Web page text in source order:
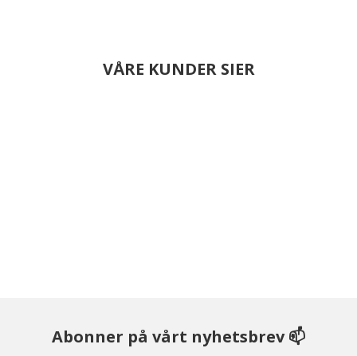
VÅRE KUNDER SIER
Abonner på vårt nyhetsbrev 📫